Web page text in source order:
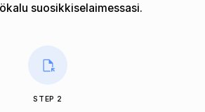
suosikkiselaimessasi.
STEP 2